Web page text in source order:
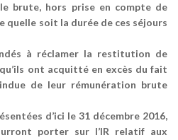
brute, hors prise en compte de
quelle soit la durée de ces séjours
à réclamer la restitution de
ont acquitté en excès du fait
de leur rémunération brute
d’ici le 31 décembre 2016,
porter sur l’IR relatif aux